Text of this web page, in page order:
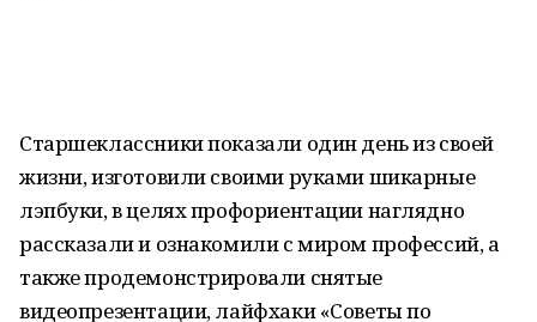
Старшеклассники показали один день из своей
жизни, изготовили своими руками шикарные
лэпбуки, в целях профориентации наглядно
рассказали и ознакомили с миром профессий, а
также продемонстрировали снятые
видеопрезентации, лайфхаки «Советы по